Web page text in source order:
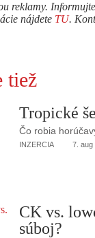
reklamy.
nájdete TU.
tiež
Tropické
Čo robia
INZERCIA 7. aug
CK vs.
súboj?